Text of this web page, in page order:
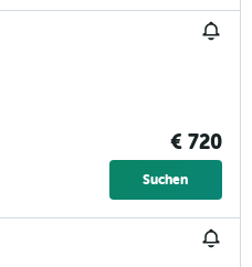
€ 720
Suchen